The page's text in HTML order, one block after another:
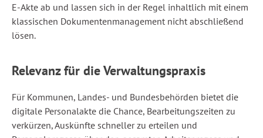
E-Akte ab und lassen sich in der Regel inhaltlich mit einem
klassischen Dokumentenmanagement nicht abschließend
lösen.
Relevanz für die Verwaltungspraxis
Für Kommunen, Landes- und Bundesbehörden bietet die
digitale Personalakte die Chance, Bearbeitungszeiten zu
verkürzen, Auskünfte schneller zu erteilen und